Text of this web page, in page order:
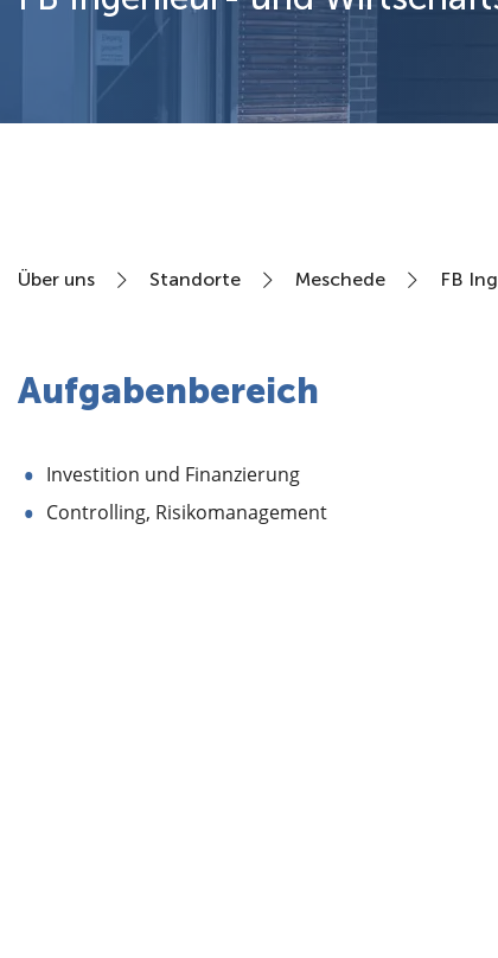
Über uns Standorte Meschede FB
Aufgabenbereich
Investition und Finanzierung
Controlling, Risikomanagement